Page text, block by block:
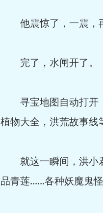
他震惊了，一震，
完了，水闸开了。
寻宝地图自动打开，
植物大全，洪荒故事线
就这一瞬间，洪小君
品青莲......各种妖魔鬼